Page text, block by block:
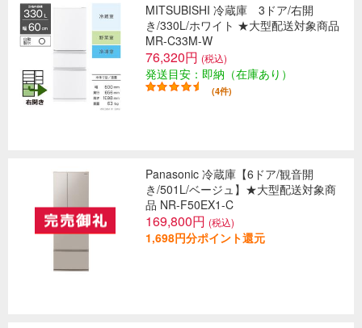
MITSUBISHI 冷蔵庫 3ドア/右開
き/330L/ホワイト ★大型配送対象商品
MR-C33M-W
76,320円 (税込)
発送目安：即納（在庫あり）
(4件)
Panasonic 冷蔵庫【6ドア/観音開
き/501L/ベージュ】★大型配送対象商
品 NR-F50EX1-C
169,800円 (税込)
1,698円分ポイント還元